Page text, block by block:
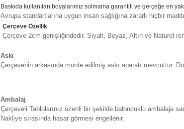
Baskıda kullanılan boyalarımız solmama garantili ve gerçeğe en
Avrupa standartlarına uygun insan sağlığına zararlı hiçbir
Çerçeve Özellik
Çerçeve 2cm genişliğindedir. Siyah, Beyaz, Altın ve Naturel
Askı
Çerçevenin arkasında monte edilmiş askı aparatı mevcuttur.
Ambalaj
Çerçeveli Tablolarınız özenli bir şekilde baloncuklu ambalaja
Nakliye sırasında hasar görmesi engellenir.